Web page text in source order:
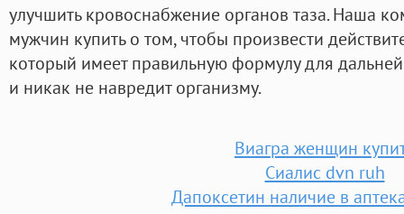
улучшить кровоснабжение органов таза. Наша
мужчин купить о том, чтобы произвести
который имеет правильную формулу для
и никак не навредит организму.
Виагра женщин
Сиалис dvn ruh
Дапоксетин наличие в